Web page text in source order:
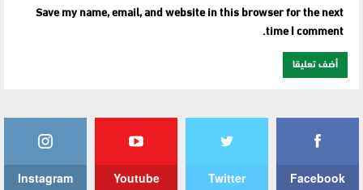
Save my name, email, and website in this browser for the next
time I comment.
Facebook
Twitter
Youtube
Instagram